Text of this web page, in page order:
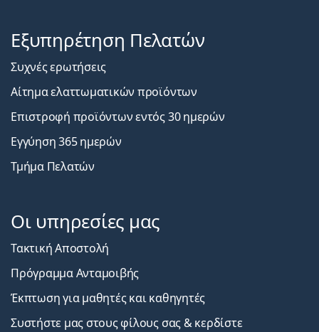
Εξυπηρέτηση Πελατών
Συχνές ερωτήσεις
Αίτημα ελαττωματικών προϊόντων
Επιστροφή προϊόντων εντός 30 ημερών
Εγγύηση 365 ημερών
Τμήμα Πελατών
Οι υπηρεσίες μας
Τακτική Αποστολή
Πρόγραμμα Ανταμοιβής
Έκπτωση για μαθητές και καθηγητές
Συστήστε μας στους φίλους σας & κερδίστε